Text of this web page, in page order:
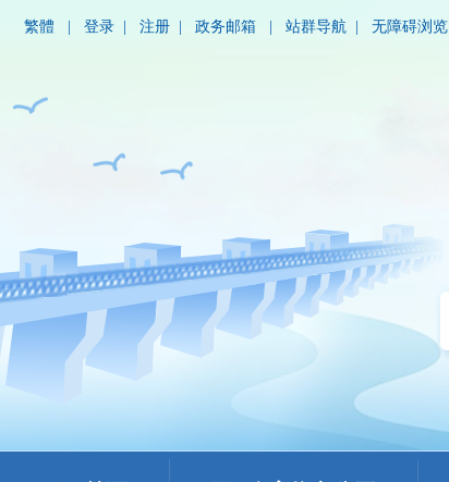
繁體 登录 注册 政务邮箱 站群导航 无障碍浏览